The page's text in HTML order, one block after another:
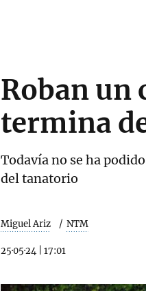
Roban un
termina
Todavía no se ha
del tanatorio
Miguel Ariz NTM
25·05·24 17:01